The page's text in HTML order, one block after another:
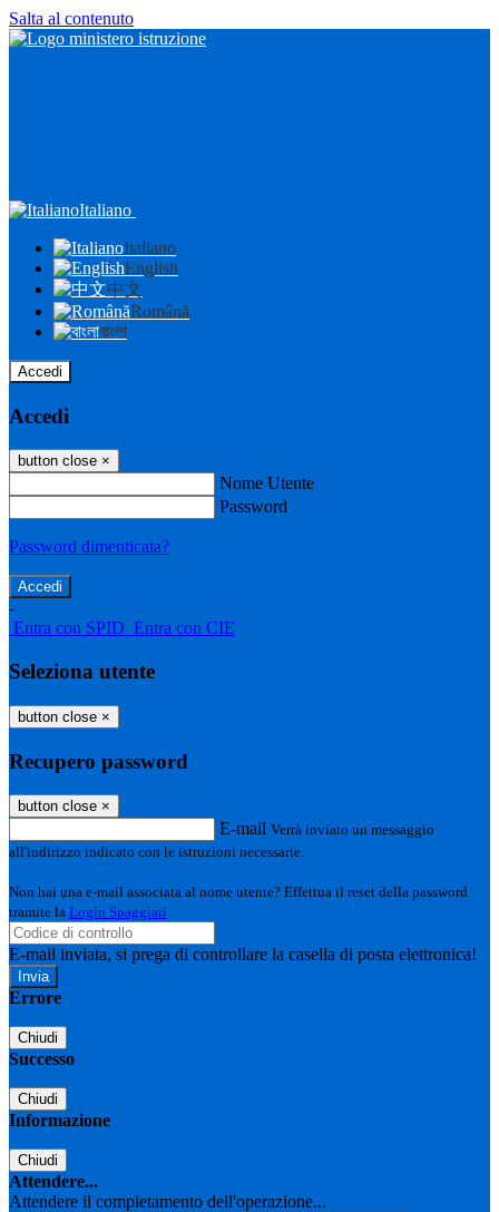
Salta al contenuto
Italiano
Italiano
English
中文
Română
বাংলা
Accedi
Accedi
button close ×
Nome Utente
Password
Password dimenticata?
-
Entra con SPID Entra con CIE
Seleziona utente
button close ×
Recupero password
button close ×
E-mail Verrà inviato un messaggio
all'indirizzo indicato con le istruzioni necessarie.
Non hai una e-mail associata al nome utente? Effettua il reset della password
tramite la Login Spaggiari
E-mail inviata, si prega di controllare la casella di posta elettronica!
Errore
Chiudi
Successo
Chiudi
Informazione
Chiudi
Attendere...
Attendere il completamento dell'operazione...